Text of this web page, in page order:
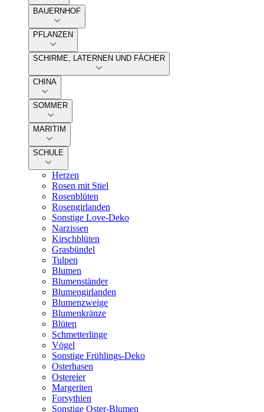
BAUERNHOF
PFLANZEN
SCHIRME, LATERNEN UND FÄCHER
CHINA
SOMMER
MARITIM
SCHULE
Herzen
Rosen mit Stiel
Rosenblüten
Rosengirlanden
Sonstige Love-Deko
Narzissen
Kirschblüten
Grasbündel
Tulpen
Blumen
Blumenständer
Blumengirlanden
Blumenzweige
Blumenkränze
Blüten
Schmetterlinge
Vögel
Sonstige Frühlings-Deko
Osterhasen
Ostereier
Margeriten
Forsythien
Sonstige Oster-Blumen